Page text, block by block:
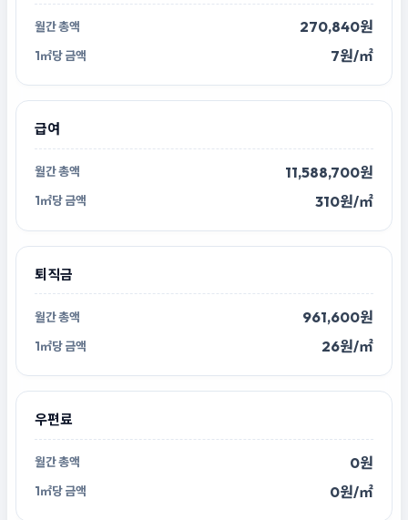
270,840원
7원/㎡
급여
11,588,700원
310원/㎡
퇴직금
961,600원
26원/㎡
우편료
0원
0원/㎡